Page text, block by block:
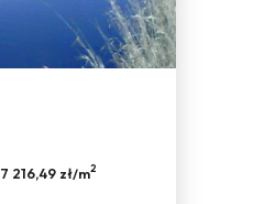
7 216,49 zł/m2